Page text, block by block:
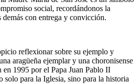
social, recordándonos la
con entrega y convicción.
reflexionar sobre su ejemplo y
aragüeña ejemplar y una choronisense
1995 por el Papa Juan Pablo II
solo para la Iglesia, sino para la historia